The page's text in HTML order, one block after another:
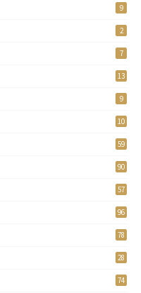
9
2
7
13
9
10
59
90
57
96
78
28
74